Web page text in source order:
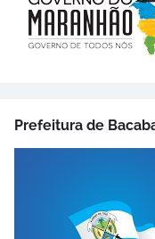
Prefeitura de